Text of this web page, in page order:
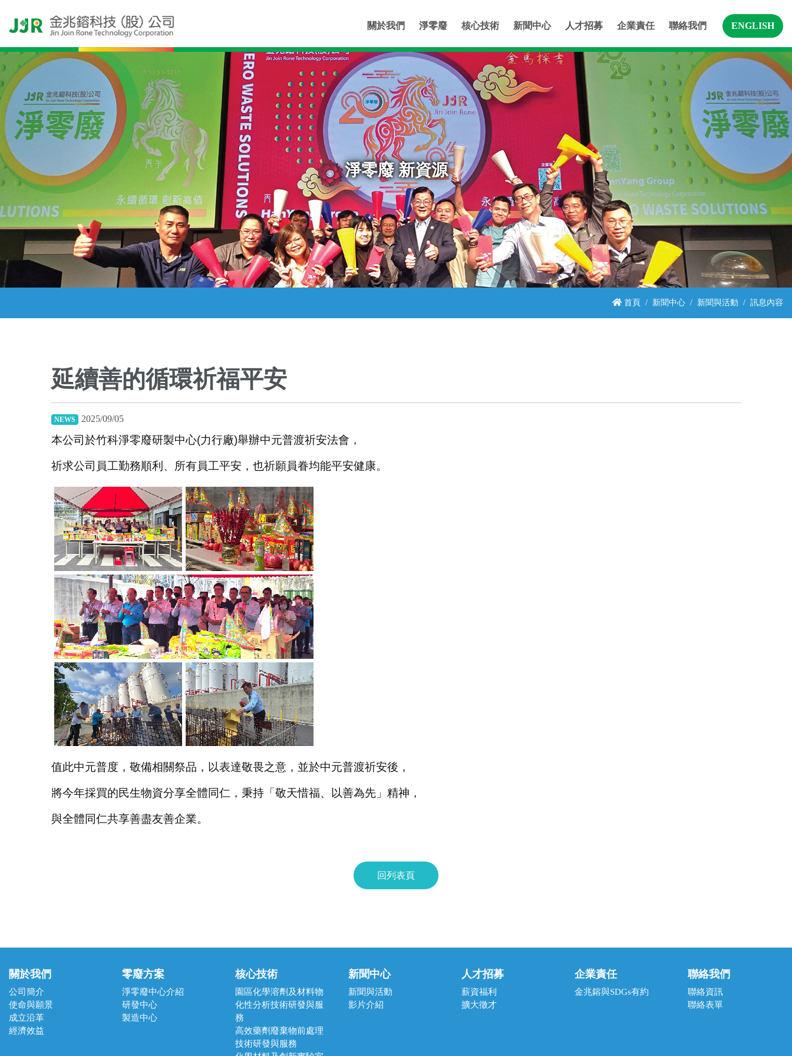
關於我們 淨零廢 核心技術 新聞中心 人才招募 企業責任 聯絡我們 ENGLISH
淨零廢 新資源
首頁 新聞中心 新聞與活動 訊息內容
延續善的循環祈福平安
NEWS 2025/09/05
本公司於竹科淨零廢研製中心(力行廠)舉辦中元普渡祈安法會，
祈求公司員工勤務順利、所有員工平安，也祈願員眷均能平安健康。
值此中元普度，敬備相關祭品，以表達敬畏之意，並於中元普渡祈安後，
將今年採買的民生物資分享全體同仁，秉持「敬天惜福、以善為先」精神，
與全體同仁共享善盡友善企業。
回列表頁
關於我們
公司簡介
使命與願景
成立沿革
經濟效益
零廢方案
淨零廢中心介紹
研發中心
製造中心
核心技術
園區化學溶劑及材料物
化性分析技術研發與服
務
高效藥劑廢棄物前處理
技術研發與服務
新聞中心
新聞與活動
影片介紹
人才招募
薪資福利
擴大徵才
企業責任
金兆鎔與SDGs有約
聯絡我們
聯絡資訊
聯絡表單